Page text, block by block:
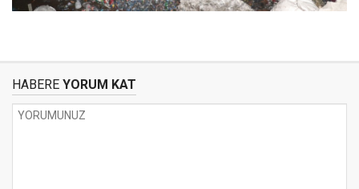
HABERE YORUM KAT